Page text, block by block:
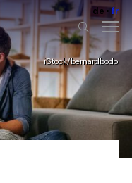
de fr
iStock/bernardbodo